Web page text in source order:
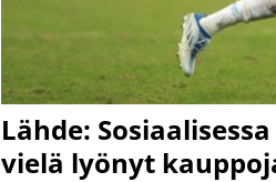
Lähde:
vielä lyönyt